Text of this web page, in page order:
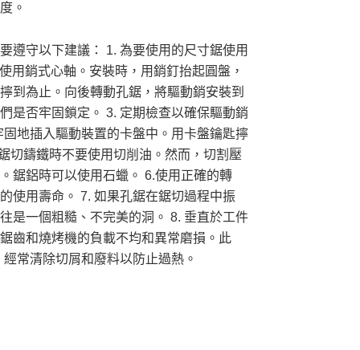
。
遵守以下建議：
1. 為要使用的尺寸鋸使用
用銷式心軸。安裝時，用銷釘抬起圓盤，
到為止。向後轉動孔鋸，將驅動銷安裝到
是否牢固鎖定。 3. 定期檢查以確保驅動銷
地插入驅動裝置的卡盤中。用卡盤鑰匙擰
切鑄鐵時不要使用切削油。然而，切割壓
鋸鋁時可以使用石蠟。 6.使用正確的轉
使用壽命。 7. 如果孔鋸在鋸切過程中振
是一個粗糙、不完美的洞。 8. 垂直於工件
齒和燒烤機的負載不均和異常磨損。此
經常清除切屑和廢料以防止過熱。